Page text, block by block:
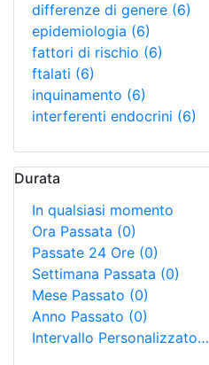
differenze di genere (6)
epidemiologia (6)
fattori di rischio (6)
ftalati (6)
inquinamento (6)
interferenti endocrini (6)
Durata
In qualsiasi momento
Ora Passata (0)
Passate 24 Ore (0)
Settimana Passata (0)
Mese Passato (0)
Anno Passato (0)
Intervallo Personalizzato…